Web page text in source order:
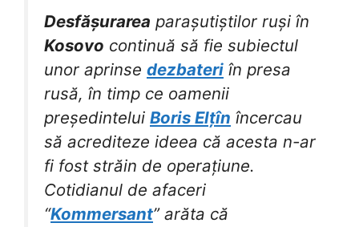
Desfășurarea parașutiștilor ruși în
Kosovo continuă să fie subiectul
unor aprinse dezbateri în presa
rusă, în timp ce oamenii
președintelui Boris Elțîn încercau
să acrediteze ideea că acesta n-ar
fi fost străin de operațiune.
Cotidianul de afaceri
“Kommersant” arăta că